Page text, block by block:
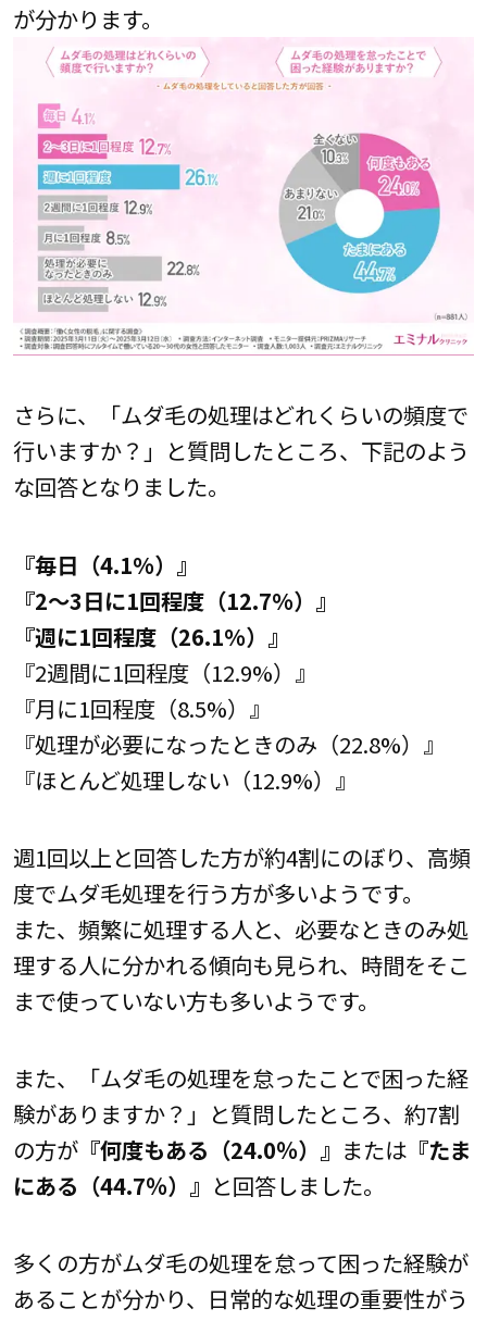
が分かります。
さらに、「ムダ毛の処理はどれくらいの頻度で
行いますか？」と質問したところ、下記のよう
な回答となりました。
『毎日（4.1%）』
『2～3日に1回程度（12.7%）』
『週に1回程度（26.1%）』
『2週間に1回程度（12.9%）』
『月に1回程度（8.5%）』
『処理が必要になったときのみ（22.8%）』
『ほとんど処理しない（12.9%）』
週1回以上と回答した方が約4割にのぼり、高頻
度でムダ毛処理を行う方が多いようです。
また、頻繁に処理する人と、必要なときのみ処
理する人に分かれる傾向も見られ、時間をそこ
まで使っていない方も多いようです。
また、「ムダ毛の処理を怠ったことで困った経
験がありますか？」と質問したところ、約7割
の方が『何度もある（24.0％）』 または『たま
にある（44.7％）』 と回答しました。
多くの方がムダ毛の処理を怠って困った経験が
あることが分かり、日常的な処理の重要性がう